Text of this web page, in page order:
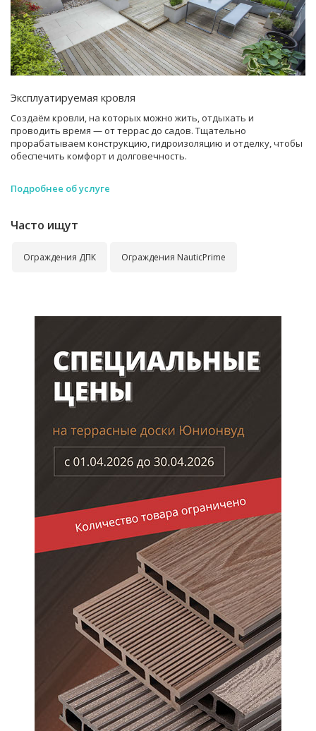
Эксплуатируемая кровля
Создаём кровли, на которых можно жить, отдыхать и
проводить время — от террас до садов. Тщательно
прорабатываем конструкцию, гидроизоляцию и отделку, чтобы
обеспечить комфорт и долговечность.
Подробнее об услуге
Часто ищут
Ограждения ДПК Ограждения NauticPrime